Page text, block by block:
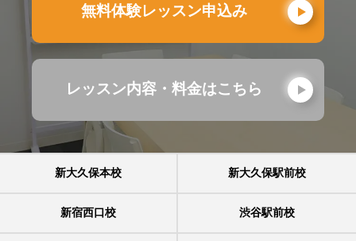
無料体験レッスン申込み
レッスン内容・料金はこちら
新大久保本校 新大久保駅前校
新宿西口校 渋谷駅前校